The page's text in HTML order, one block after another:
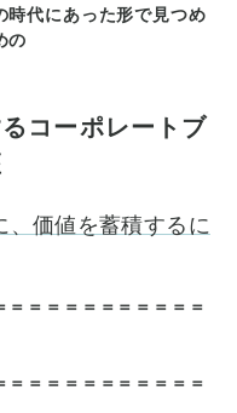
代にあった形で見つめ
の
コーポレートブ
価値を蓄積するに
＝＝＝＝＝＝＝＝＝＝＝
＝＝＝＝＝＝＝＝＝＝＝